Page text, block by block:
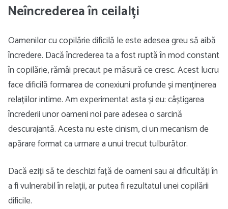
Neîncrederea în ceilalți
Oamenilor cu copilărie dificilă le este adesea greu să aibă
încredere. Dacă încrederea ta a fost ruptă în mod constant
în copilărie, rămâi precaut pe măsură ce cresc. Acest lucru
face dificilă formarea de conexiuni profunde și menținerea
relațiilor intime. Am experimentat asta și eu: câștigarea
încrederii unor oameni noi pare adesea o sarcină
descurajantă. Acesta nu este cinism, ci un mecanism de
apărare format ca urmare a unui trecut tulburător.
Dacă eziți să te deschizi față de oameni sau ai dificultăți în
a fi vulnerabil în relații, ar putea fi rezultatul unei copilării
dificile.